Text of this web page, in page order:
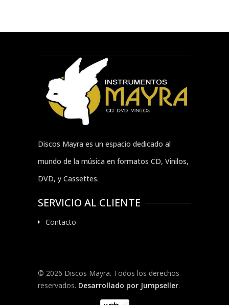
Discos Mayra es un espacio dedicado al
mundo de la música en formatos CD, Vinilos,
DVD, y Cassettes.
SERVICIO AL CLIENTE
Contacto
© 2026 Discos Mayra. Todos los derechos
reservados. Desarrollado por Jumpseller.